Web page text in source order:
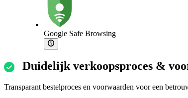
Google Safe Browsing
Duidelijk verkoopsproces &
Transparant bestelproces en voorwaarden voor een